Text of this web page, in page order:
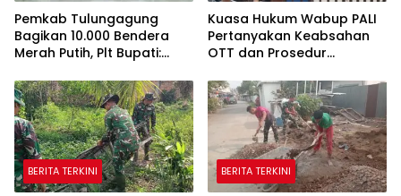
Pemkab Tulungagung
Bagikan 10.000 Bendera
Merah Putih, Plt Bupati:
di Setiap Rumah
Kuasa Hukum Wabup PALI
Pertanyakan Keabsahan
OTT dan Prosedur
Undang-Undang
BERITA TERKINI BERITA TERKINI